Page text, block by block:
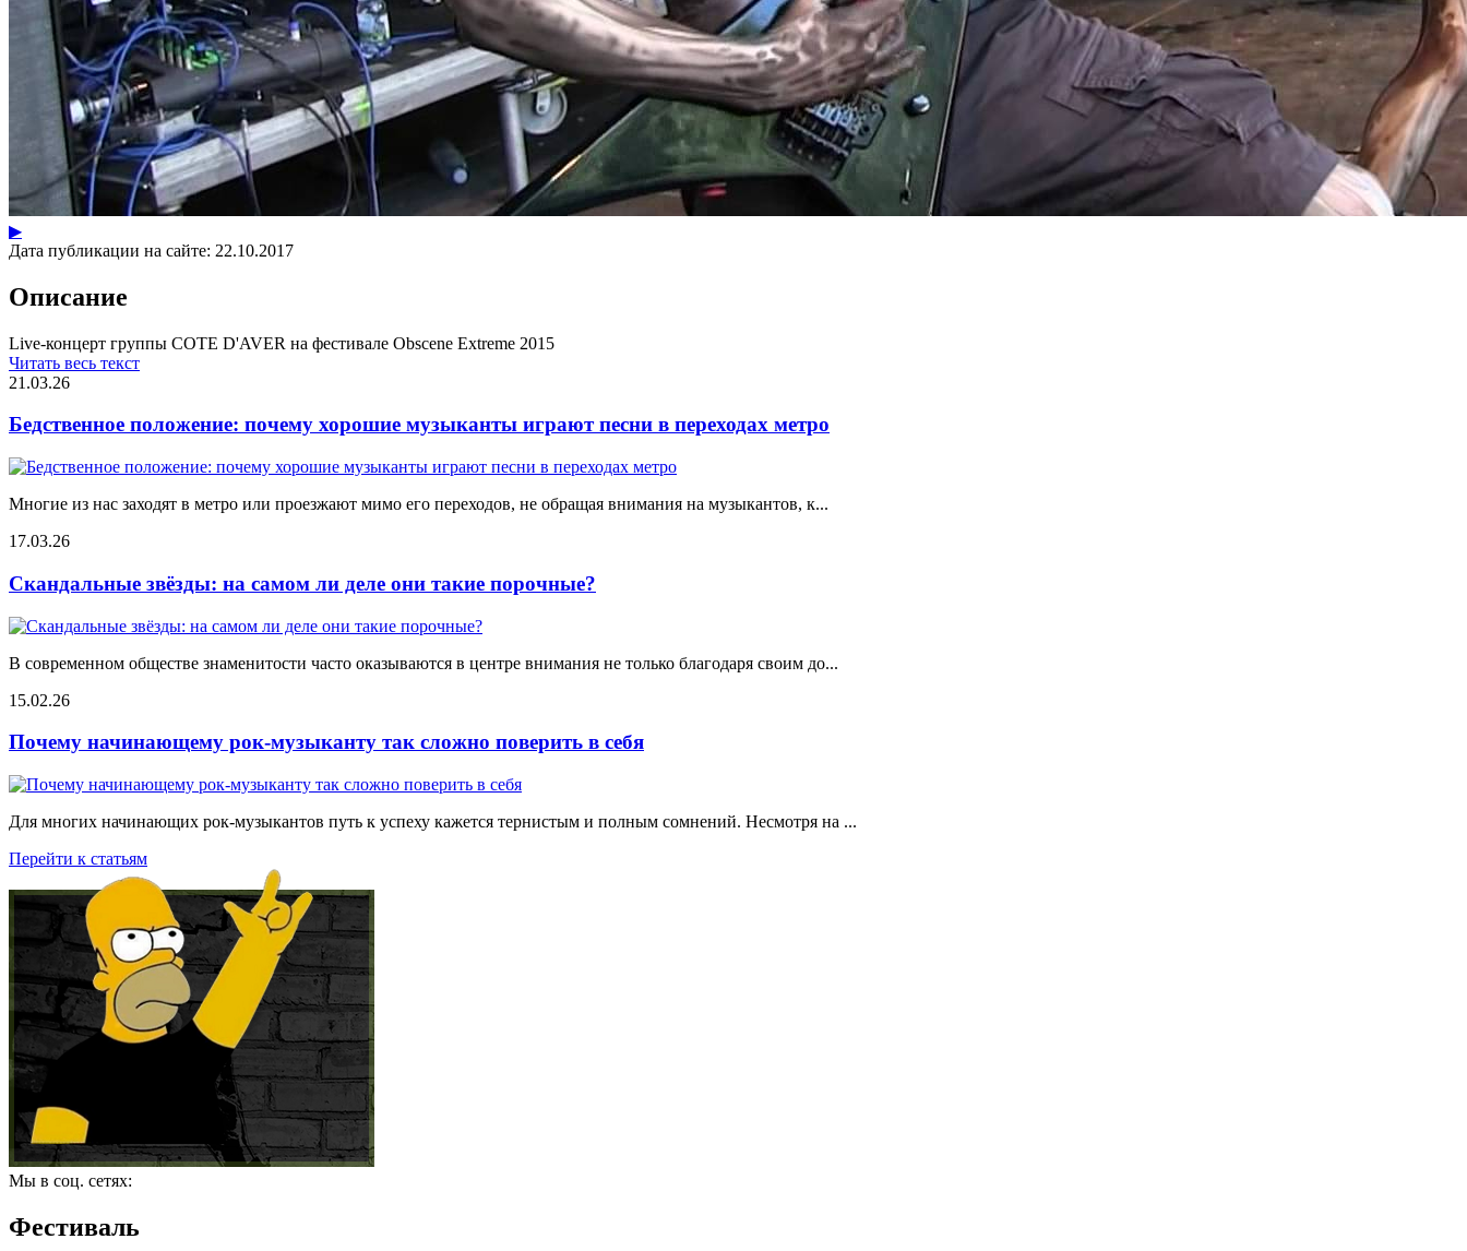
▶
Дата публикации на сайте: 22.10.2017
Описание
Live-концерт группы COTE D'AVER на фестивале Obscene Extreme 2015
Читать весь текст
21.03.26
Бедственное положение: почему хорошие музыканты играют песни в переходах метро
Многие из нас заходят в метро или проезжают мимо его переходов, не обращая внимания на музыкантов, к...
17.03.26
Скандальные звёзды: на самом ли деле они такие порочные?
В современном обществе знаменитости часто оказываются в центре внимания не только благодаря своим до...
15.02.26
Почему начинающему рок-музыканту так сложно поверить в себя
Для многих начинающих рок-музыкантов путь к успеху кажется тернистым и полным сомнений. Несмотря на ...
Перейти к статьям
Мы в соц. сетях:
Фестиваль